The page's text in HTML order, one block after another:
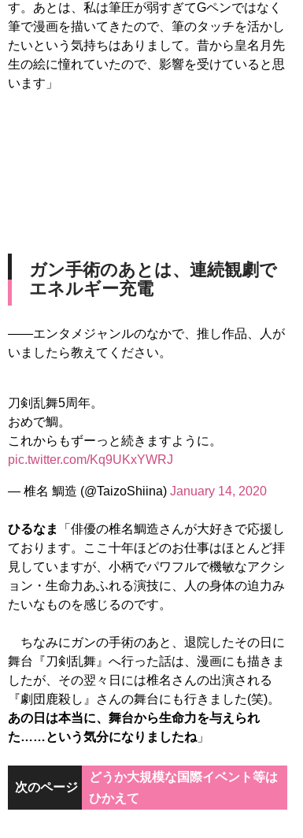
す。あとは、私は筆圧が弱すぎてGペンではなく
筆で漫画を描いてきたので、筆のタッチを活かし
たいという気持ちはありまして。昔から皇名月先
生の絵に憧れていたので、影響を受けていると思
います」
ガン手術のあとは、連続観劇で
エネルギー充電
――エンタメジャンルのなかで、推し作品、人が
いましたら教えてください。
刀剣乱舞5周年。
おめで鯛。
これからもずーっと続きますように。
pic.twitter.com/Kq9UKxYWRJ
— 椎名 鯛造 (@TaizoShiina) January 14, 2020
ひるなま
「俳優の椎名鯛造さんが大好きで応援し
ております。ここ十年ほどのお仕事はほとんど拝
見していますが、小柄でパワフルで機敏なアクシ
ョン・生命力あふれる演技に、人の身体の迫力み
たいなものを感じるのです。
ちなみにガンの手術のあと、退院したその日に
舞台『刀剣乱舞』へ行った話は、漫画にも描きま
したが、その翌々日には椎名さんの出演される
『劇団鹿殺し』さんの舞台にも行きました(笑)。
あの日は本当に、舞台から生命力を与えられ
た……という気分になりましたね」
次のページ
どうか大規模な国際イベント等は
ひかえて